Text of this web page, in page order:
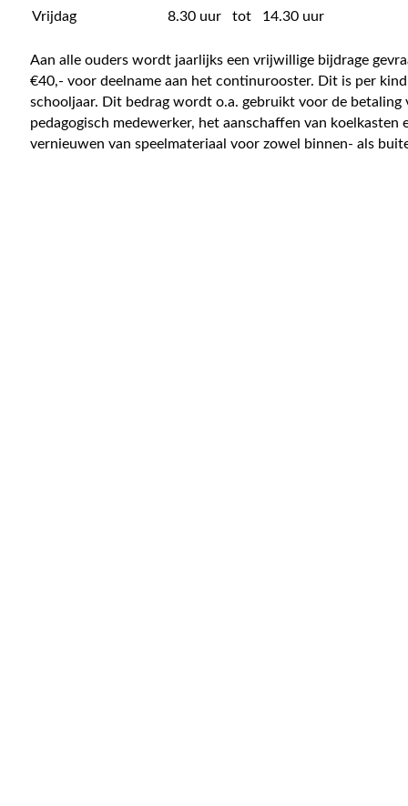
Vrijdag
8.30 uur tot 14.30 uur
Aan alle ouders wordt jaarlijks een vrijwillige bijdrage
€40,- voor deelname aan het continurooster. Dit is per
schooljaar. Dit bedrag wordt o.a. gebruikt voor de betaling
pedagogisch medewerker, het aanschaffen van koelkasten
vernieuwen van speelmateriaal voor zowel binnen- als